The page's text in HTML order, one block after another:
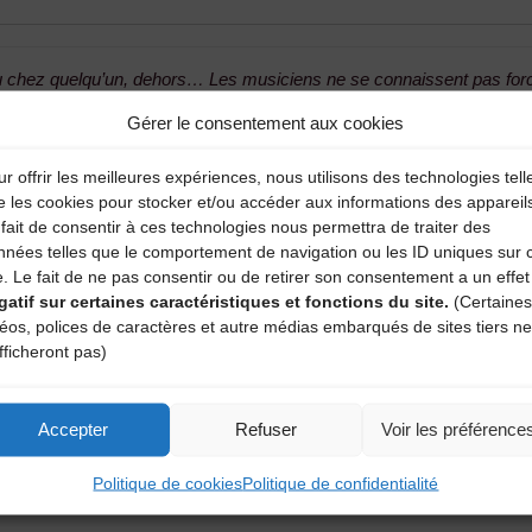
Gérer le consentement aux cookies
offrir les meilleures expériences, nous utilisons des technologies
les cookies pour stocker et/ou accéder aux informations des
de consentir à ces technologies nous permettra de traiter des
telles que le comportement de navigation ou les ID uniques sur
Le fait de ne pas consentir ou de retirer son consentement a un effet
sur certaines caractéristiques et fonctions du site. (Certaines
polices de caractères et autre médias embarqués de sites tiers ne
pas)
Accepter Refuser Voir les
Politique de cookiesPolitique de confidentialité
quelqu’un, dehors… Les musiciens ne se connaissent pas
cœur. Chacun peut tour à tour lancer une mélodie ou une suite
une répétition. (…)
et une envie de jouer ensemble tout en partagant un verre au
Couvert au Puy-en-Velay.
le mercredi 14 Juin, à
Renseignements : CDMDT43 – 04 71 02 92 53
Les Nuits Basaltiques: